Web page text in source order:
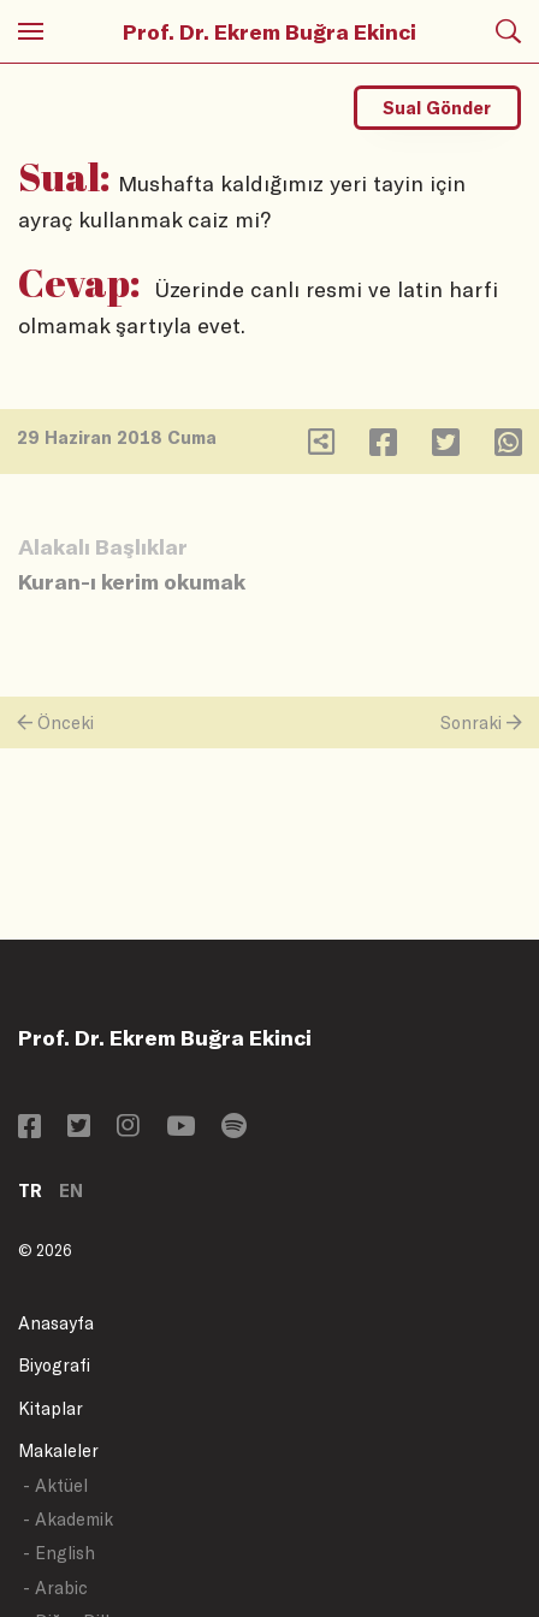
Prof. Dr. Ekrem Buğra Ekinci
Sual: Mushafta kaldığımız yeri tayin için
ayraç kullanmak caiz mi?
Sual Gönder
Cevap:
Üzerinde canlı resmi ve latin harfi
olmamak şartıyla evet.
29 Haziran 2018 Cuma
Alakalı Başlıklar
Kuran-ı kerim okumak
Önceki Sonraki
Prof. Dr. Ekrem Buğra Ekinci
TR EN
© 2026
Anasayfa
Biyografi
Kitaplar
Makaleler
- Aktüel
- Akademik
- English
- Arabic